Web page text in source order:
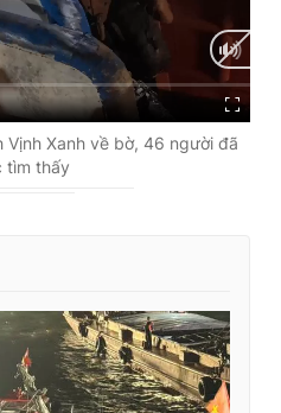
Vịnh Xanh về bờ, 46 người đã
tìm thấy